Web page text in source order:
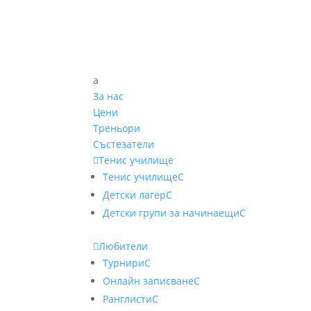
a
За нас
Цени
Треньори
Състезатели
Тенис училище
Тенис училищеC
Детски лагерC
Детски групи за начинаещиC
Любители
ТурнириC
Онлайн записванеC
РанглистиC